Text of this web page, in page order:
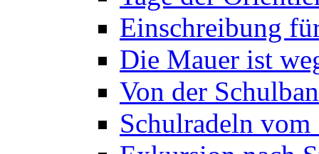
Einschreibung
Die Mauer ist
Von der
Schulradeln